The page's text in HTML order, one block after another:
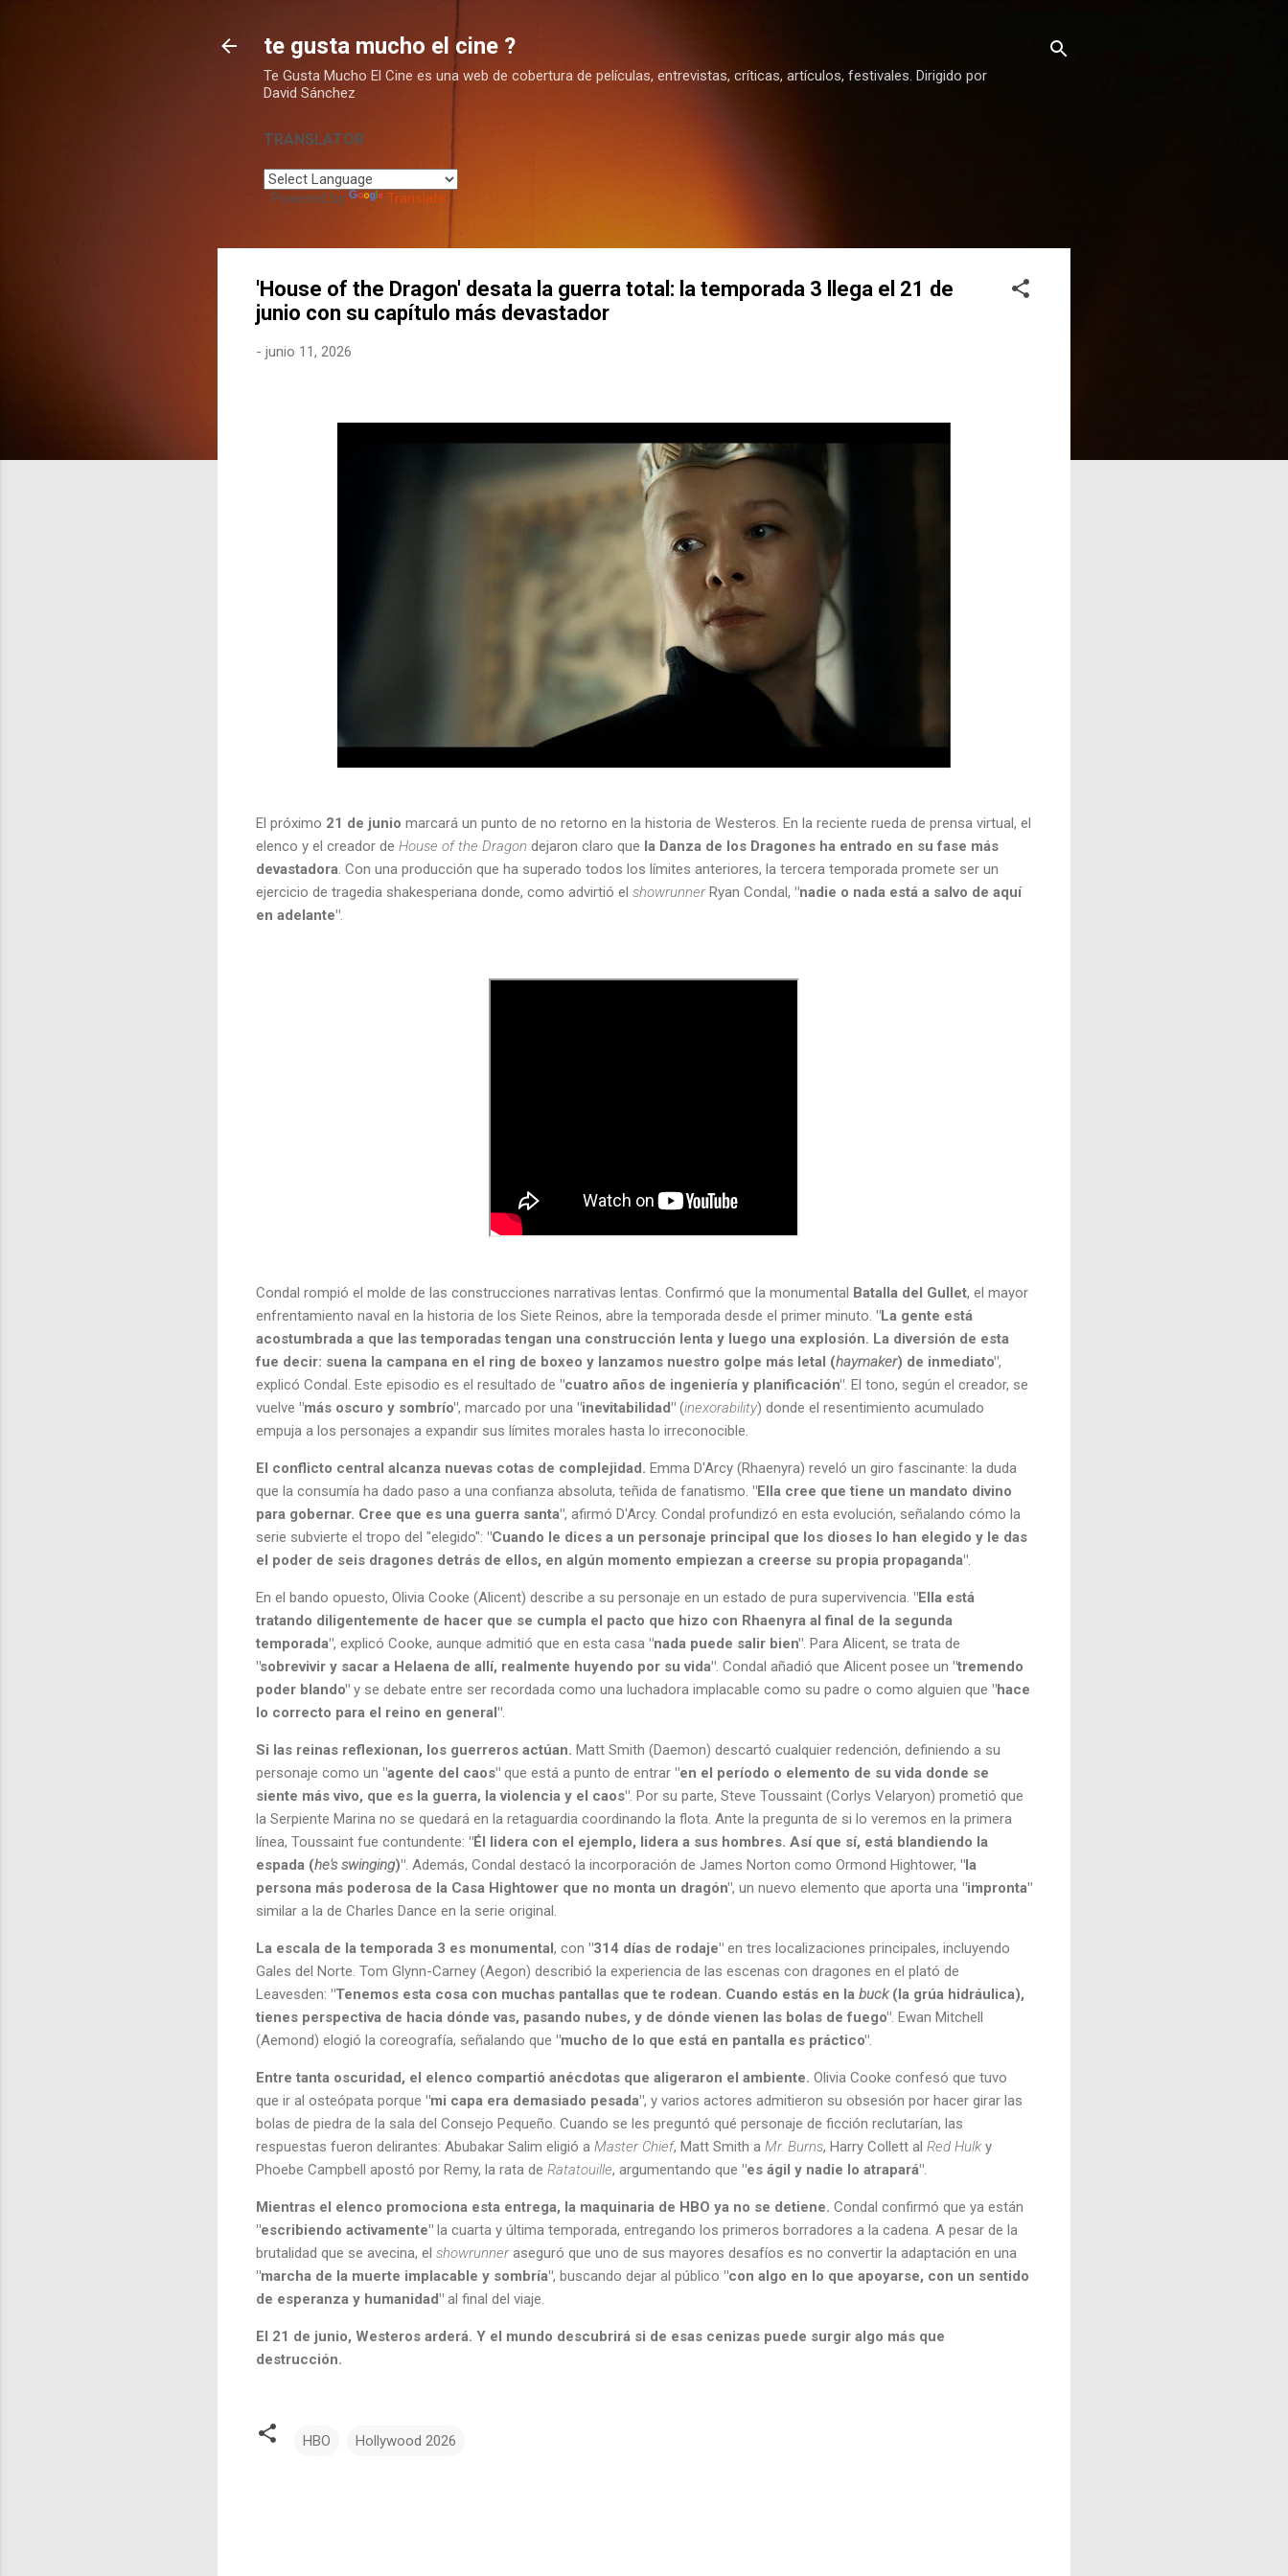
te gusta mucho el cine ?
Te Gusta Mucho El Cine es una web de cobertura de películas, entrevistas, críticas, artículos, festivales. Dirigido por
David Sánchez
TRANSLATOR
Powered by Translate
'House of the Dragon' desata la guerra total: la temporada 3 llega el 21 de
junio con su capítulo más devastador
- junio 11, 2026
El próximo 21 de junio marcará un punto de no retorno en la historia de Westeros. En la reciente rueda de prensa virtual, el
elenco y el creador de House of the Dragon dejaron claro que la Danza de los Dragones ha entrado en su fase más
devastadora . Con una producción que ha superado todos los límites anteriores, la tercera temporada promete ser un
ejercicio de tragedia shakesperiana donde, como advirtió el showrunnerRyan Condal, "nadie o nada está a salvo de aquí
en adelante"
Condal rompió el molde de las construcciones narrativas lentas. Confirmó que la monumental Batalla del Gullet, el mayor
enfrentamiento naval en la historia de los Siete Reinos, abre la temporada desde el primer minuto. "La gente está
acostumbrada a que las temporadas tengan una construcción lenta y luego una explosión. La diversión de esta
fue decir: suena la campana en el ring de boxeo y lanzamos nuestro golpe más letal (haymaker) de inmediato",
explicó Condal. Este episodio es el resultado de "cuatro años de ingeniería y planificación" . El tono, según el creador, se
vuelve "más oscuro y sombrío", marcado por una "inevitabilidad" (inexorability) donde el resentimiento acumulado
empuja a los personajes a expandir sus límites morales hasta lo irreconocible.
El conflicto central alcanza nuevas cotas de complejidad. Emma D'Arcy (Rhaenyra) reveló un giro fascinante: la duda
que la consumía ha dado paso a una confianza absoluta, teñida de fanatismo. "Ella cree que tiene un mandato divino
para gobernar. Cree que es una guerra santa", afirmó D'Arcy. Condal profundizó en esta evolución, señalando cómo la
serie subvierte el tropo del "elegido": "Cuando le dices a un personaje principal que los dioses lo han elegido y le das
el poder de seis dragones detrás de ellos, en algún momento empiezan a creerse su propia propaganda"
En el bando opuesto, Olivia Cooke (Alicent) describe a su personaje en un estado de pura supervivencia. "Ella está
tratando diligentemente de hacer que se cumpla el pacto que hizo con Rhaenyra al final de la segunda
temporada", explicó Cooke, aunque admitió que en esta casa "nada puede salir bien" . Para Alicent, se trata de
"sobrevivir y sacar a Helaena de allí, realmente huyendo por su vida" . Condal añadió que Alicent posee un "tremendo
poder blando" y se debate entre ser recordada como una luchadora implacable como su padre o como alguien que "hace
lo correcto para el reino en general"
Si las reinas reflexionan, los guerreros actúan. Matt Smith (Daemon) descartó cualquier redención, definiendo a su
personaje como un "agente del caos" que está a punto de entrar "en el período o elemento de su vida donde se
siente más vivo, que es la guerra, la violencia y el caos" . Por su parte, Steve Toussaint (Corlys Velaryon) prometió que
la Serpiente Marina no se quedará en la retaguardia coordinando la flota. Ante la pregunta de si lo veremos en la primera
línea, Toussaint fue contundente: "Él lidera con el ejemplo, lidera a sus hombres. Así que sí, está blandiendo la
espada (he's swinging)" . Además, Condal destacó la incorporación de James Norton como Ormond Hightower, "la
persona más poderosa de la Casa Hightower que no monta un dragón", un nuevo elemento que aporta una "impronta"
similar a la de Charles Dance en la serie original.
La escala de la temporada 3 es monumental, con "314 días de rodaje" en tres localizaciones principales, incluyendo
Gales del Norte. Tom Glynn-Carney (Aegon) describió la experiencia de las escenas con dragones en el plató de
Leavesden: "Tenemos esta cosa con muchas pantallas que te rodean. Cuando estás en la buck(la grúa hidráulica),
tienes perspectiva de hacia dónde vas, pasando nubes, y de dónde vienen las bolas de fuego" . Ewan Mitchell
(Aemond) elogió la coreografía, señalando que "mucho de lo que está en pantalla es práctico"
Entre tanta oscuridad, el elenco compartió anécdotas que aligeraron el ambiente. Olivia Cooke confesó que tuvo
que ir al osteópata porque "mi capa era demasiado pesada", y varios actores admitieron su obsesión por hacer girar las
bolas de piedra de la sala del Consejo Pequeño. Cuando se les preguntó qué personaje de ficción reclutarían, las
respuestas fueron delirantes: Abubakar Salim eligió a Master Chief, Matt Smith a Mr. Burns, Harry Collett al Red Hulk y
Phoebe Campbell apostó por Remy, la rata de Ratatouille, argumentando que "es ágil y nadie lo atrapará"
Mientras el elenco promociona esta entrega, la maquinaria de HBO ya no se detiene. Condal confirmó que ya están
"escribiendo activamente" la cuarta y última temporada, entregando los primeros borradores a la cadena. A pesar de la
brutalidad que se avecina, el showrunneraseguró que uno de sus mayores desafíos es no convertir la adaptación en una
"marcha de la muerte implacable y sombría", buscando dejar al público "con algo en lo que apoyarse, con un sentido
de esperanza y humanidad" al final del viaje.
El 21 de junio, Westeros arderá. Y el mundo descubrirá si de esas cenizas puede surgir algo más que
destrucción.
HBO Hollywood 2026